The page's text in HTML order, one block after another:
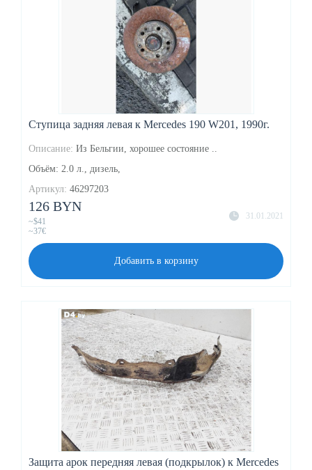
Ступица задняя левая к Mercedes 190 W201, 1990г.
Описание: Из Бельгии, хорошее состояние ..
Объём: 2.0 л., дизель,
Артикул: 46297203
31.01.2021
126 BYN
~$41
~37€
Добавить в корзину
Защита арок передняя левая (подкрылок) к Mercedes